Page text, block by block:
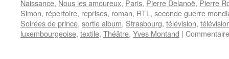
Naissance, Nous les amoureux, Paris, Pierre Delanoë, Pierre
Simon, répertoire, reprises, roman, RTL , seconde guerre
Soirées de prince, sortie album, Strasbourg, télévision,
luxembourgeoise, textile, Théâtre, Yves Montand |